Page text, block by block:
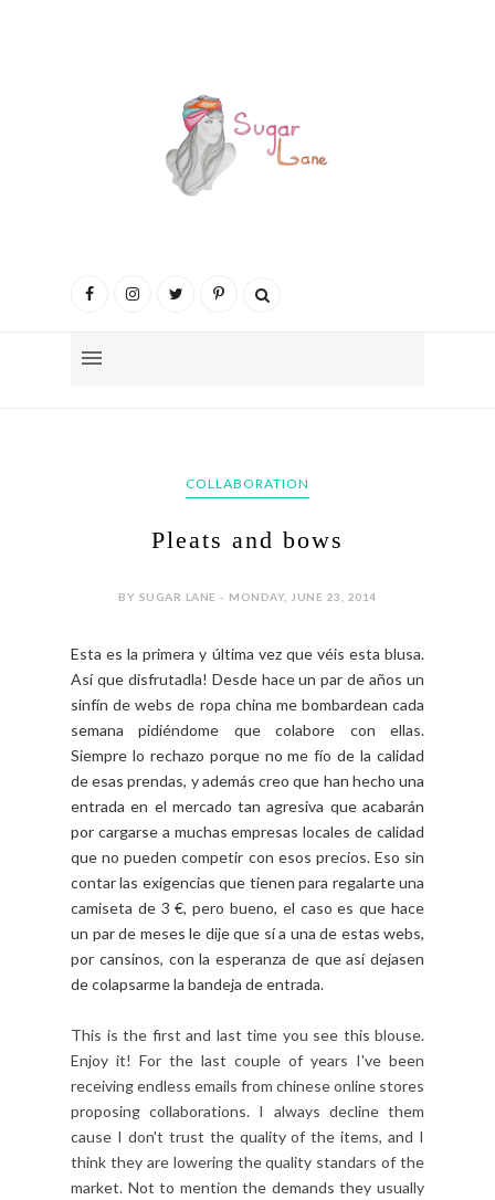
COLLABORATION
Pleats and bows
BY SUGAR LANE - MONDAY, JUNE 23, 2014
Esta es la primera y última vez que véis esta blusa.
Así que disfrutadla! Desde hace un par de años un
sinfín de webs de ropa china me bombardean cada
semana pidiéndome que colabore con ellas.
Siempre lo rechazo porque no me fío de la calidad
de esas prendas, y además creo que han hecho una
entrada en el mercado tan agresiva que acabarán
por cargarse a muchas empresas locales de calidad
que no pueden competir con esos precios. Eso sin
contar las exigencias que tienen para regalarte una
camiseta de 3 €, pero bueno, el caso es que hace
un par de meses le dije que sí a una de estas webs,
por cansinos, con la esperanza de que así dejasen
de colapsarme la bandeja de entrada.
This is the first and last time you see this blouse.
Enjoy it! For the last couple of years I've been
receiving endless emails from chinese online stores
proposing collaborations. I always decline them
cause I don't trust the quality of the items, and I
think they are lowering the quality standars of the
market. Not to mention the demands they usually